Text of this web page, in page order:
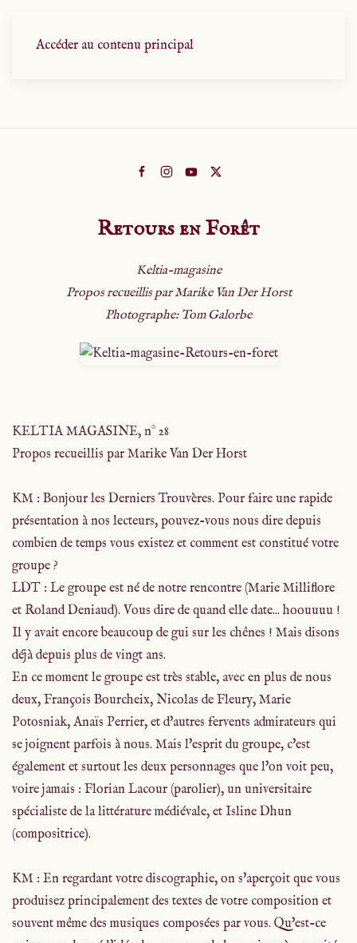
Accéder au contenu principal
Retours en Forêt
Keltia-magasine
Propos recueillis par Marike Van Der Horst
Photographe: Tom Galorbe
KELTIA MAGASINE, n° 28
Propos recueillis par Marike Van Der Horst
KM : Bonjour les Derniers Trouvères. Pour faire une rapide
présentation à nos lecteurs, pouvez-vous nous dire depuis
combien de temps vous existez et comment est constitué votre
groupe ?
LDT : Le groupe est né de notre rencontre (Marie Milliflore
et Roland Deniaud). Vous dire de quand elle date... hoouuuu !
Il y avait encore beaucoup de gui sur les chênes ! Mais disons
déjà depuis plus de vingt ans.
En ce moment le groupe est très stable, avec en plus de nous
deux, François Bourcheix, Nicolas de Fleury, Marie
Potosniak, Anaïs Perrier, et d'autres fervents admirateurs qui
se joignent parfois à nous. Mais l'esprit du groupe, c'est
également et surtout les deux personnages que l'on voit peu,
voire jamais : Florian Lacour (parolier), un universitaire
spécialiste de la littérature médiévale, et Isline Dhun
(compositrice).
KM : En regardant votre discographie, on s'aperçoit que vous
produisez principalement des textes de votre composition et
souvent même des musiques composées par vous. Qu'est-ce